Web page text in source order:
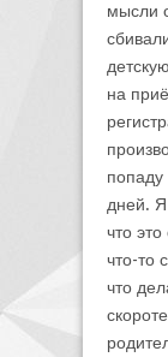
мысли
на
попаду
дней. Я
что
что-то
что